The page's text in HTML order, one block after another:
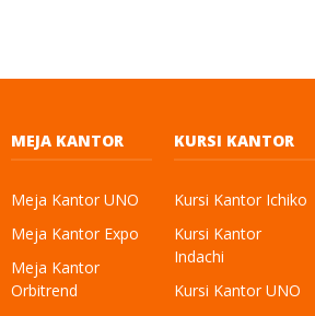
MEJA KANTOR
Meja Kantor UNO
Meja Kantor Expo
Meja Kantor
Orbitrend
KURSI KANTOR
Kursi Kantor Ichiko
Kursi Kantor
Indachi
Kursi Kantor UNO